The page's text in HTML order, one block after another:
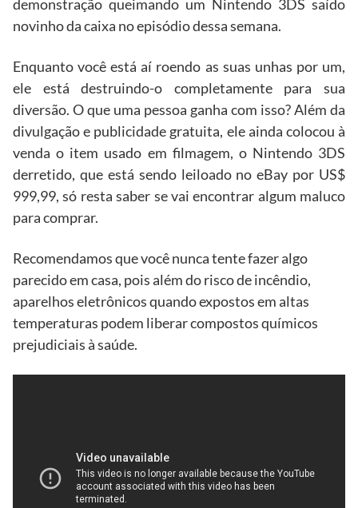
demonstração queimando um Nintendo 3DS saído
novinho da caixa no episódio dessa semana.
Enquanto você está aí roendo as suas unhas por um,
ele está destruindo-o completamente para sua
diversão. O que uma pessoa ganha com isso? Além da
divulgação e publicidade gratuita, ele ainda colocou à
venda o item usado em filmagem, o Nintendo 3DS
derretido, que está sendo leiloado no eBay por US$
999,99, só resta saber se vai encontrar algum maluco
para comprar.
Recomendamos que você nunca tente fazer algo
parecido em casa, pois além do risco de incêndio,
aparelhos eletrônicos quando expostos em altas
temperaturas podem liberar compostos químicos
prejudiciais à saúde.